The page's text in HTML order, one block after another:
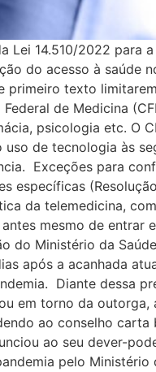
Lei 14.510/2022 para
do acesso à saúde
texto
de Medicina
psicologia etc. O
de tecnologia às
Exceções para
específicas
da telemedicina,
mesmo de
do Ministério da
após a acanhada
Diante dessa
em torno da
ao conselho
ao seu dever-
pelo